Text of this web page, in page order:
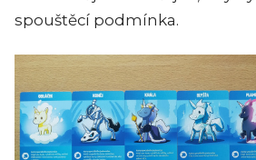
spouštěcí podmínka.